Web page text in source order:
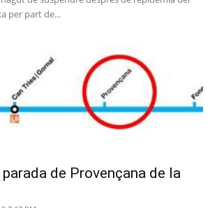
per part de...
parada de Provençana de la